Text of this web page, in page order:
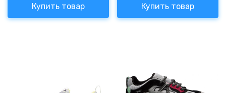
Купить товар Купить товар